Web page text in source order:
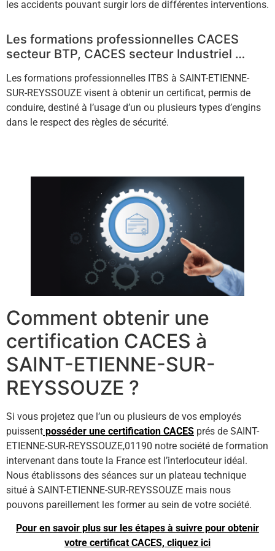
les accidents pouvant surgir lors de différentes interventions.
Les formations professionnelles CACES
secteur BTP, CACES secteur Industriel …
Les formations professionnelles ITBS à SAINT-ETIENNE-
SUR-REYSSOUZE visent à obtenir un certificat, permis de
conduire, destiné à l’usage d’un ou plusieurs types d’engins
dans le respect des règles de sécurité.
Comment obtenir une
certification CACES à
SAINT-ETIENNE-SUR-
REYSSOUZE ?
Si vous projetez que l’un ou plusieurs de vos employés
puissent posséder une certification CACES prés de SAINT-
ETIENNE-SUR-REYSSOUZE,01190 notre société de formation
intervenant dans toute la France est l’interlocuteur idéal.
Nous établissons des séances sur un plateau technique
situé à SAINT-ETIENNE-SUR-REYSSOUZE mais nous
pouvons pareillement les former au sein de votre société.
Pour en savoir plus sur les étapes à suivre pour obtenir
votre certificat CACES, cliquez ici